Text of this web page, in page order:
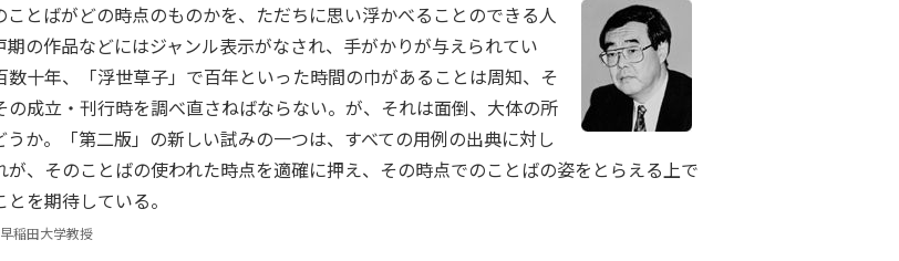
とばがどの時点のものかを、ただちに思い浮かべることのできる人
の作品などにはジャンル表示がなされ、手がかりが与えられてい
十年、「浮世草子」で百年といった時間の巾があることは周知、そ
成立・刊行時を調べ直さねばならない。が、それは面倒、大体の所
か。「第二版」の新しい試みの一つは、すべての用例の出典に対し
、そのことばの使われた時点を適確に押え、その時点でのことばの姿をとらえる上で
を期待している。
稲田大学教授